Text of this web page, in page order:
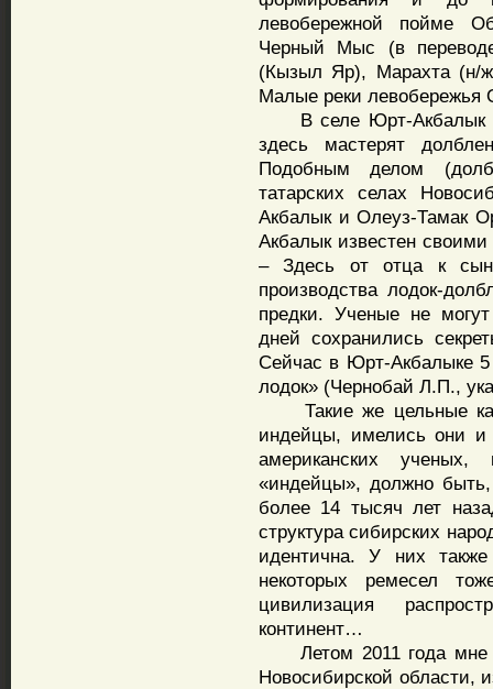
левобережной пойме
Черный Мыс (в
(Кызыл Яр), Марахта (н/
Малые реки левобережья
В селе Юрт-Акбалык
здесь мастерят
Подобным делом
татарских селах
Акбалык и Олеуз-Тамак
Акбалык известен
– Здесь от отца к сыну
производства лодок-
предки. Ученые не
дней сохранились
Сейчас в Юрт-Акбалыке
лодок» (Чернобай Л.П.,
Такие же цельные
индейцы, имелись они и
американских
«индейцы», должно
более 14 тысяч лет
структура сибирских
идентична. У них
некоторых ремесел
цивилизация
континент…
Летом 2011 года мне
Новосибирской области,